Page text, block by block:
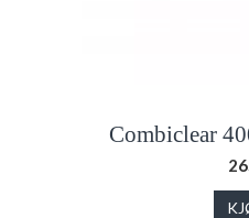
Combiclear